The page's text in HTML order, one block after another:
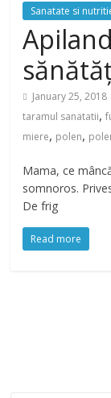
Sanatate si
January 25, 2018
taramul sanatatii,
miere, polen,
Mama, ce
somnoros.
De frig
Read more